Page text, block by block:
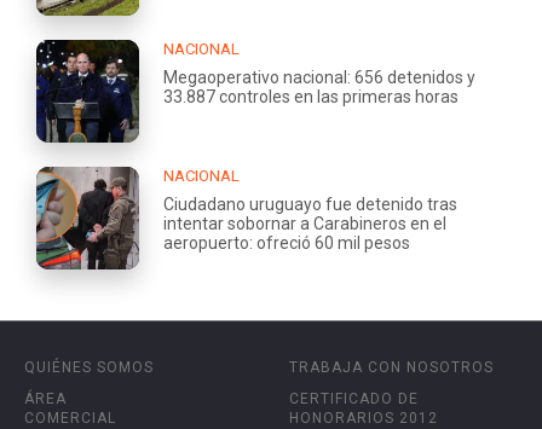
NACIONAL
Megaoperativo nacional: 656 detenidos y
33.887 controles en las primeras horas
NACIONAL
Ciudadano uruguayo fue detenido tras
intentar sobornar a Carabineros en el
aeropuerto: ofreció 60 mil pesos
QUIÉNES SOMOS
ÁREA
COMERCIAL
TRABAJA CON NOSOTROS
CERTIFICADO DE
HONORARIOS 2012